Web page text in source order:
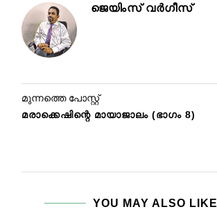
ജെയിംസ് വർഗീസ്
മുന്നത്തെ പോസ്റ്റ്
മരാക്കെഷിന്റെ മായാജാലം (ഭാഗം 8)
YOU MAY ALSO LIKE